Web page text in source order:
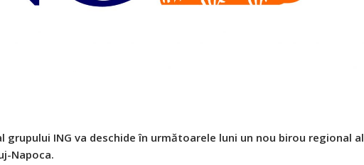
ING va deschide în următoarele luni un nou birou regional al
Napoca.